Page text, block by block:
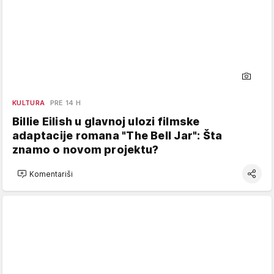
KULTURA PRE 14 H
Billie Eilish u glavnoj ulozi filmske
adaptacije romana "The Bell Jar": Šta
znamo o novom projektu?
Komentariši